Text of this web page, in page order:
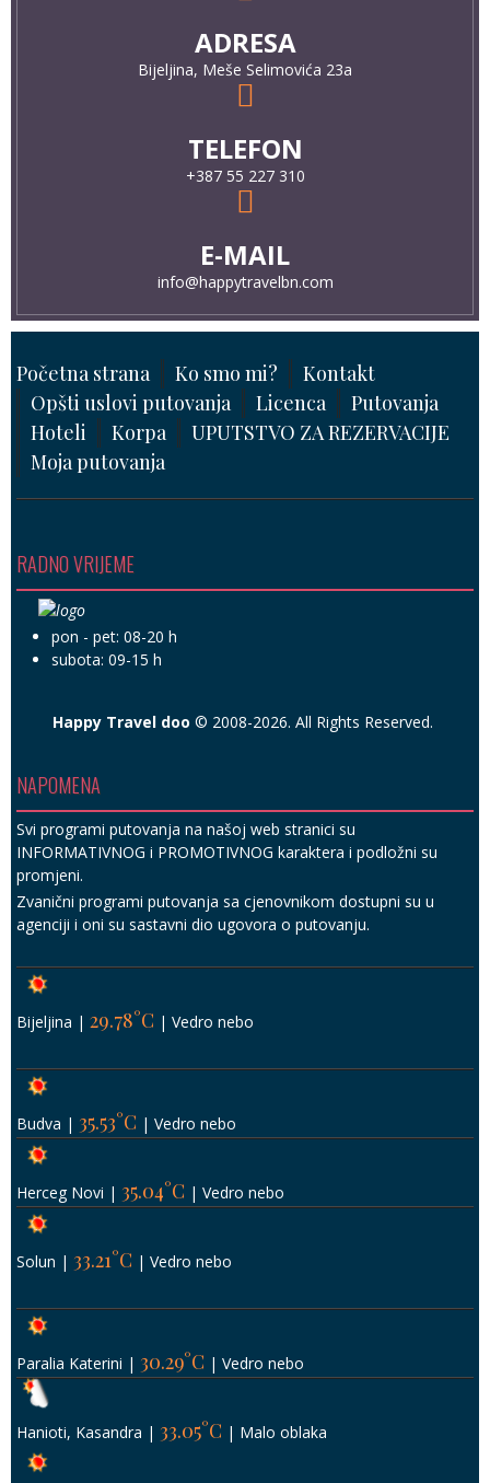
ADRESA
Bijeljina, Meše Selimovića 23a
TELEFON
+387 55 227 310
E-MAIL
info@happytravelbn.com
Početna strana Ko smo mi?
Kontakt
Opšti uslovi putovanja
Licenca
Putovanja
Hoteli
Korpa
UPUTSTVO ZA REZERVACIJE
Moja putovanja
RADNO VRIJEME
pon - pet: 08-20 h
subota: 09-15 h
Happy Travel doo © 2008-2026. All Rights Reserved.
NAPOMENA
Svi programi putovanja na našoj web stranici su
INFORMATIVNOG i PROMOTIVNOG karaktera i podložni su
promjeni.
Zvanični programi putovanja sa cjenovnikom dostupni su u
agenciji i oni su sastavni dio ugovora o putovanju.
Bijeljina | 29.78°C | Vedro nebo
Budva | 35.53°C | Vedro nebo
Herceg Novi | 35.04°C | Vedro nebo
Solun | 33.21°C | Vedro nebo
Paralia Katerini | 30.29°C | Vedro nebo
Hanioti, Kasandra | 33.05°C | Malo oblaka